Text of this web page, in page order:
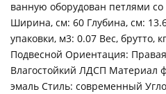
ванную оборудован петлями
Ширина, см: 60 Глубина, см:
упаковки, м3: 0.07 Вес, брутто,
Подвесной Ориентация:
Влагостойкий ЛДСП Материал
эмаль Стиль: современный